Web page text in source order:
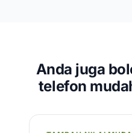
Anda juga
telefon